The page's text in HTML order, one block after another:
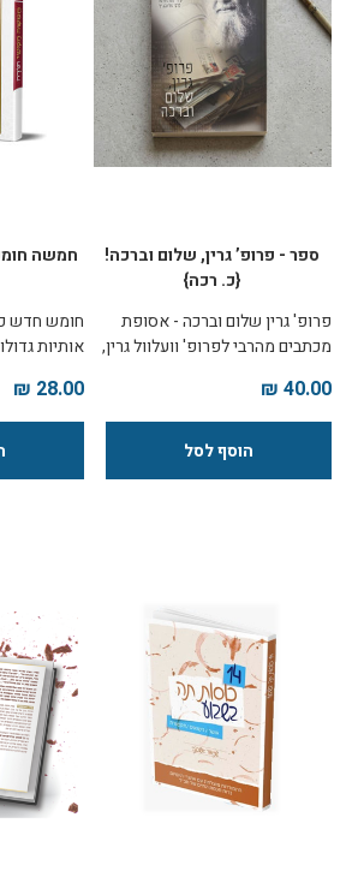
ספר - פרופ’ גרין, שלום וברכה!
{כ. רכה}
פרופ' גרין שלום וברכה - אסופת
מכתבים מהרבי לפרופ' וועלוול גרין,
והרקע שמאחורי ההתכתבות הענפה
עם הרבי סוג: כריכה רכה
40.00 ₪
חמשה
חומש חדש
אותיות
הקריאה
העליות
כמנהגנו. *
ללא תרגום
28.00 ₪